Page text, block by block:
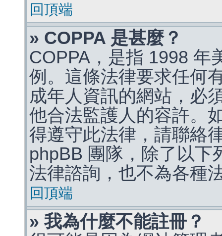
回頂端
» COPPA 是甚麼？
COPPA，是指 1998 年
例。這條法律要求任何
成年人資訊的網站，必
他合法監護人的容許。
得遵守此法律，請聯絡
phpBB 團隊，除了以下
法律諮詢，也不為各種
回頂端
» 我為什麼不能註冊？